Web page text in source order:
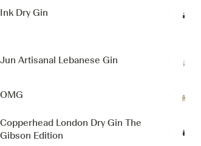
Ink Dry Gin
Jun Artisanal Lebanese Gin
OMG
Copperhead London Dry Gin The
Gibson Edition